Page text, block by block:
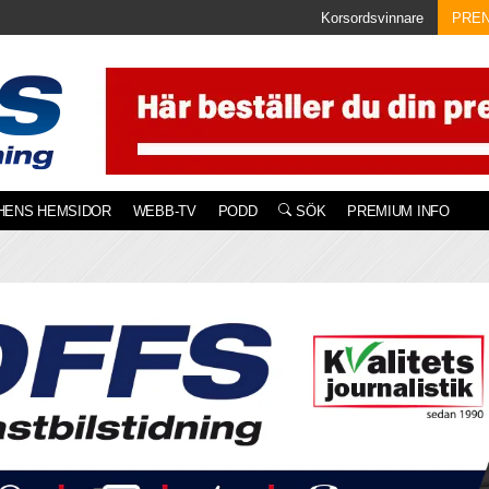
Korsordsvinnare
HEMSIDOR WEBB-TV PODD SÖK PREMIUM INFO